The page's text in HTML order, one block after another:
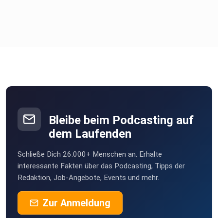
Bleibe beim Podcasting auf
dem Laufenden
Schließe Dich 26.000+ Menschen an. Erhalte
interessante Fakten über das Podcasting, Tipps der
Redaktion, Job-Angebote, Events und mehr.
Zur Anmeldung